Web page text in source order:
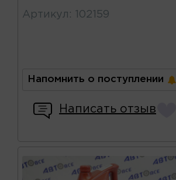
Артикул : 102159
Напомнить о поступлении
Написать отзыв